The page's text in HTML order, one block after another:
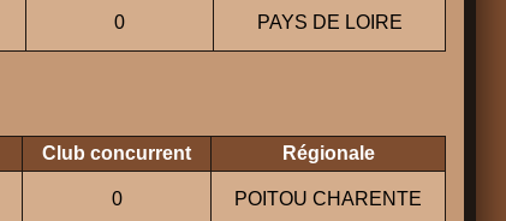
0 PAYS DE LOIRE
Club concurrent Régionale
0 POITOU CHARENTE